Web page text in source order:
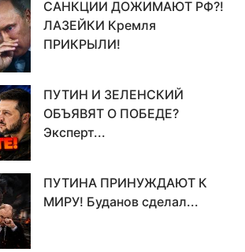
САНКЦИИ ДОЖИМАЮТ РФ?!
ЛАЗЕЙКИ Кремля
ПРИКРЫЛИ!
ПУТИН И ЗЕЛЕНСКИЙ
ОБЪЯВЯТ О ПОБЕДЕ?
Эксперт...
ПУТИНА ПРИНУЖДАЮТ К
МИРУ! Буданов сделал...